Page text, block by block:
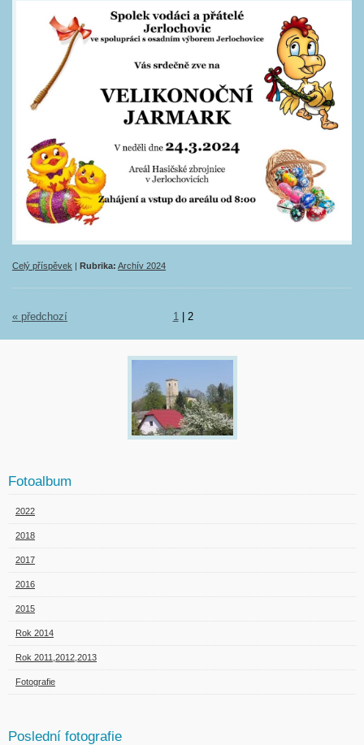
Celý příspěvek Rubrika: Archív 2024
« předchozí 1 2
Fotoalbum
2022
2018
2017
2016
2015
Rok 2014
Rok 2011,2012,2013
Fotografie
Poslední fotografie